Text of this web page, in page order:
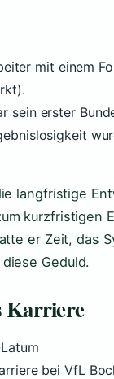
mit einem
sein erster
langfristige
kurzfristigen
er Zeit, das
Geduld.
Karriere
bei VfL